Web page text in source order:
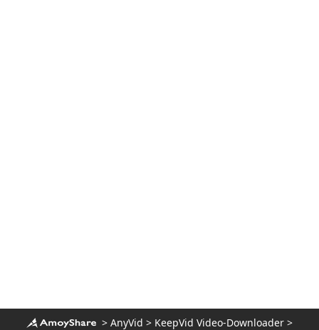
> AnyVid > KeepVid Video-Downloader >